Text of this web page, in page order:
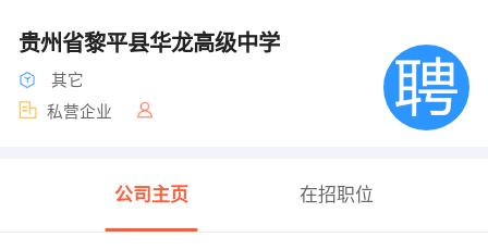
贵州省黎平县华龙高级中学
其它
私营企业
公司主页 在招职位